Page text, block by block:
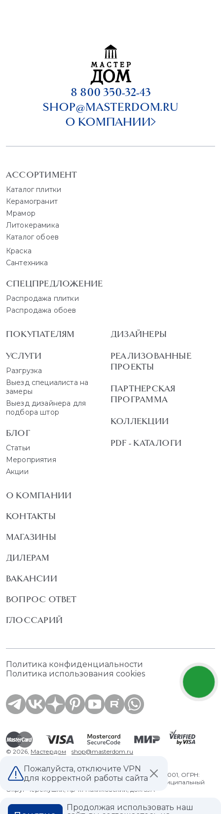
8 800 350-32-43
SHOP@MASTERDOM.RU
О КОМПАНИИ
АССОРТИМЕНТ
Каталог плитки
Керамогранит
Мрамор
Литокерамика
Каталог обоев
Краска
Сантехника
СПЕЦПРЕДЛОЖЕНИЕ
Распродажа плитки
Распродажа обоев
ПОКУПАТЕЛЯМ
УСЛУГИ
Разгрузка
Выезд специалиста на
замеры
Выезд дизайнера для
подбора штор
БЛОГ
Статьи
Мероприятия
Акции
ДИЗАЙНЕРЫ
РЕАЛИЗОВАННЫЕ
ПРОЕКТЫ
ПАРТНЕРСКАЯ
ПРОГРАММА
КОЛЛЕКЦИИ
PDF - КАТАЛОГИ
О КОМПАНИИ
КОНТАКТЫ
МАГАЗИНЫ
ДИЛЕРАМ
ВАКАНСИИ
ВОПРОС ОТВЕТ
ГЛОССАРИЙ
Политика конфиденциальности
Политика использования cookies
© 2026, Мастердом shop@masterdom.ru
ООО "АРТДЕКОРИУМ", ИНН: 9728136130, КПП: 772801001, ОГРН:
1247700460260, 117335, Город Москва, вн.тер. г. Муниципальный
Округ Черемушки, пр-кт Нахимовский, дом 59А
Пожалуйста, отключите VPN
для корректной работы сайта
Продолжая использовать наш